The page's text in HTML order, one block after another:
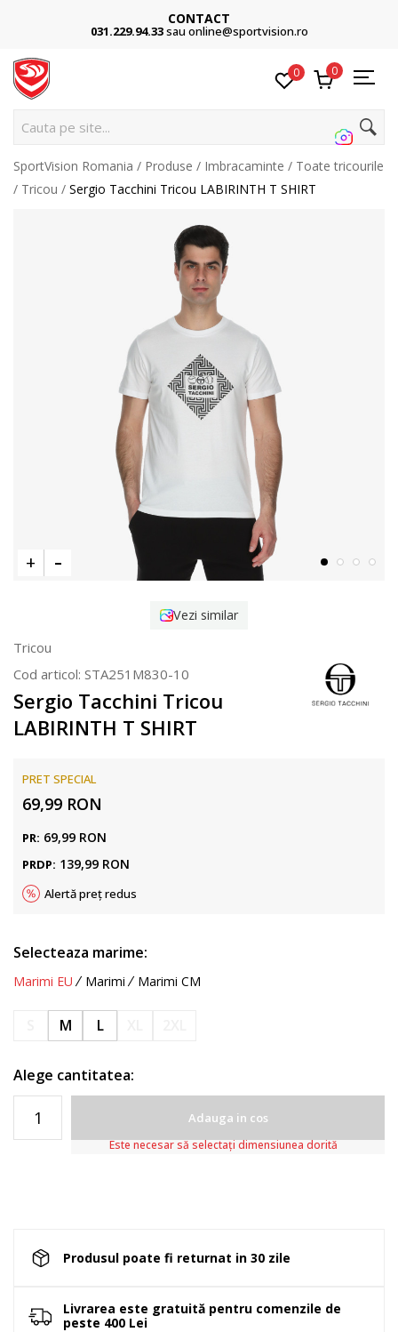
CONTACT
031.229.94.33sau online@sportvision.ro
0 0
C
SportVision Romania Produse Imbracaminte
Toate tricourile
Tricou
Sergio Tacchini Tricou LABIRINTH T SHIRT
Vezi similar
Tricou
Cod articol: STA251M830-10
Sergio Tacchini Tricou
LABIRINTH T SHIRT
PRET SPECIAL
69,99 RON
PR: 69,99 RON
PRDP: 139,99 RON
Alertă preț redus
Selecteaza marime:
Marimi EU Marimi Marimi CM
M L
Alege cantitatea:
Adauga in cos
Este necesar să selectați dimensiunea dorită
Produsul poate fi returnat in 30 zile
Livrarea este gratuită pentru comenzile de
peste 400 Lei